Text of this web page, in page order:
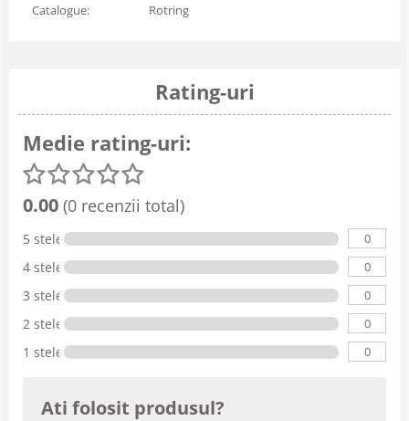
Catalogue: Rotring
Rating-uri
Medie rating-uri:
0.00 (0 recenzii total)
5 stele 0
4 stele 0
3 stele 0
2 stele 0
1 stele 0
Ati folosit produsul?